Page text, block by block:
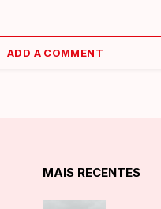
ADD A COMMENT
MAIS RECENTES